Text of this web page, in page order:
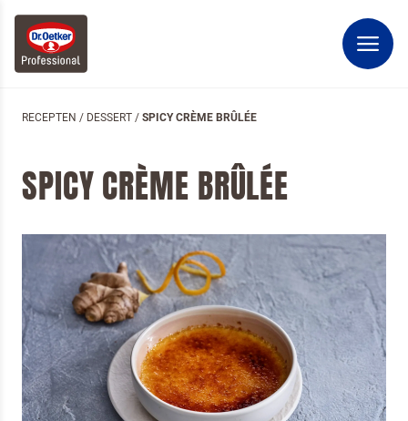
RECEPTEN / DESSERT / SPICY CRÈME BRÛLÉE
SPICY CRÈME BRÛLÉE